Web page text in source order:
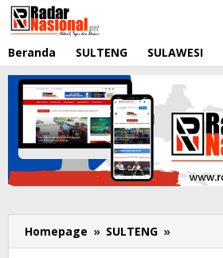
Lewati
ke
Beranda SULTENG SULAWESI
Homepage » SULTENG »
Srikandi